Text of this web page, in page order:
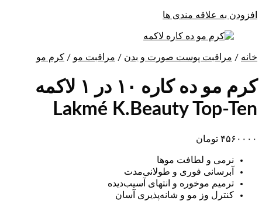
افزودن به علاقه مندی ها
خانه / مراقبت پوست صورت و بدن / مراقبت مو / کرم مو
کرم مو ده کاره ۱۰ در ۱ لاکمه
Lakmé K.Beauty Top-Ten
۴۵۶۰۰۰۰ تومان
نرمی و لطافت موها
آبرسانی فوری و طولانی‌مدت
ترمیم موخوره و انتهای آسیب‌دیده
کنترل وز مو و شانه‌پذیری آسان